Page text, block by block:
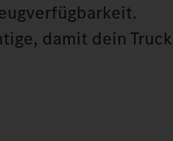
damit dein